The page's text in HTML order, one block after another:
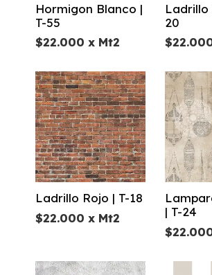
Hormigon Blanco |
T-55
$22.000 x Mt2
Ladrillo
20
$
Ladrillo Rojo | T-18
$22.000 x Mt2
| T-24
$